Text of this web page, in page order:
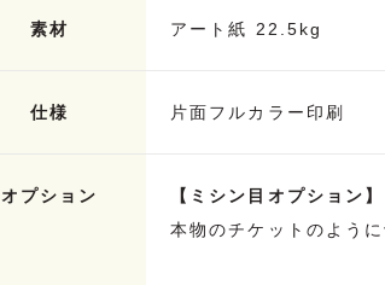
素材 アート紙 22.5kg
仕様 片面フルカラー印刷
オプション
【ミシン目オプション】
本物のチケットのよう